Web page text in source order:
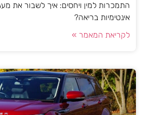
התמכרות למין ויחסים: איך לשבור את
אינטימיות בריאה?
לקריאת המאמר »